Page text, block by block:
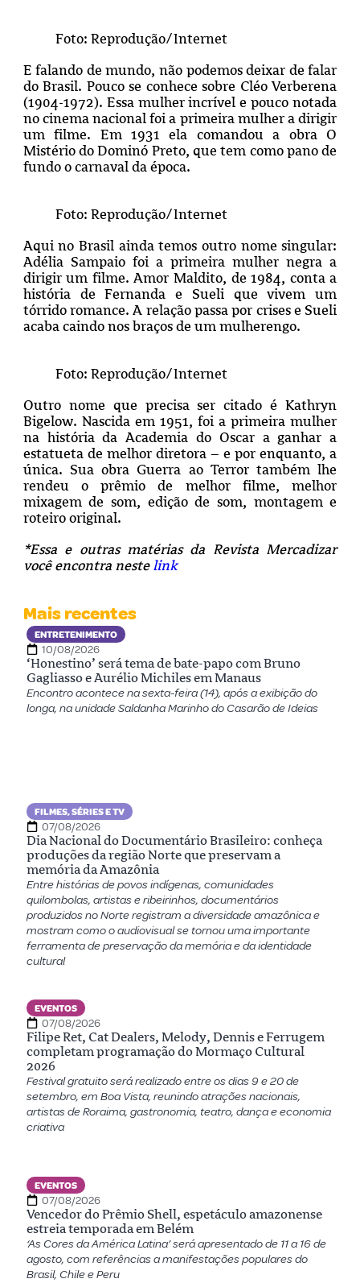
Foto: Reprodução/Internet
E falando de mundo, não podemos deixar de falar
do Brasil. Pouco se conhece sobre Cléo Verberena
(1904-1972). Essa mulher incrível e pouco notada
no cinema nacional foi a primeira mulher a dirigir
um filme. Em 1931 ela comandou a obra O
Mistério do Dominó Preto, que tem como pano de
fundo o carnaval da época.
Foto: Reprodução/Internet
Aqui no Brasil ainda temos outro nome singular:
Adélia Sampaio foi a primeira mulher negra a
dirigir um filme. Amor Maldito, de 1984, conta a
história de Fernanda e Sueli que vivem um
tórrido romance. A relação passa por crises e Sueli
acaba caindo nos braços de um mulherengo.
Foto: Reprodução/Internet
Outro nome que precisa ser citado é Kathryn
Bigelow. Nascida em 1951, foi a primeira mulher
na história da Academia do Oscar a ganhar a
estatueta de melhor diretora – e por enquanto, a
única. Sua obra Guerra ao Terror também lhe
rendeu o prêmio de melhor filme, melhor
mixagem de som, edição de som, montagem e
roteiro original.
*Essa e outras matérias da Revista Mercadizar
você encontra neste link
Mais recentes
ENTRETENIMENTO
10/08/2026
‘Honestino’ será tema de bate-papo com Bruno
Gagliasso e Aurélio Michiles em Manaus
Encontro acontece na sexta-feira (14), após a exibição do
longa, na unidade Saldanha Marinho do Casarão de Ideias
FILMES, SÉRIES E TV
07/08/2026
Dia Nacional do Documentário Brasileiro: conheça
produções da região Norte que preservam a
memória da Amazônia
Entre histórias de povos indígenas, comunidades
quilombolas, artistas e ribeirinhos, documentários
produzidos no Norte registram a diversidade amazônica e
mostram como o audiovisual se tornou uma importante
ferramenta de preservação da memória e da identidade
cultural
EVENTOS
07/08/2026
Filipe Ret, Cat Dealers, Melody, Dennis e Ferrugem
completam programação do Mormaço Cultural
2026
Festival gratuito será realizado entre os dias 9 e 20 de
setembro, em Boa Vista, reunindo atrações nacionais,
artistas de Roraima, gastronomia, teatro, dança e economia
criativa
EVENTOS
07/08/2026
Vencedor do Prêmio Shell, espetáculo amazonense
estreia temporada em Belém
‘As Cores da América Latina’ será apresentado de 11 a 16 de
agosto, com referências a manifestações populares do
Brasil, Chile e Peru